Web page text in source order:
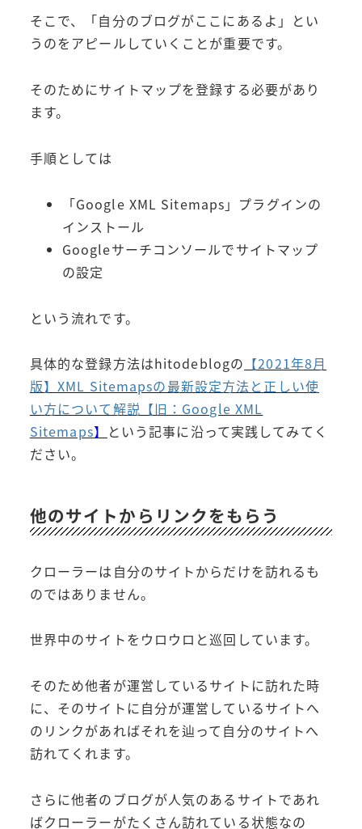
そこで、「自分のブログがここにあるよ」とい
うのをアピールしていくことが重要です。
そのためにサイトマップを登録する必要があり
ます。
手順としては
「Google XML Sitemaps」プラグインの
インストール
Googleサーチコンソールでサイトマップ
の設定
という流れです。
具体的な登録方法はhitodeblogの 【2021年8月
版】XML Sitemapsの最新設定方法と正しい使
い方について解説【旧：Google XML
Sitemaps】 という記事に沿って実践してみてく
ださい。
他のサイトからリンクをもらう
クローラーは自分のサイトからだけを訪れるも
のではありません。
世界中のサイトをウロウロと巡回しています。
そのため他者が運営しているサイトに訪れた時
に、そのサイトに自分が運営しているサイトへ
のリンクがあればそれを辿って自分のサイトへ
訪れてくれます。
さらに他者のブログが人気のあるサイトであれ
ばクローラーがたくさん訪れている状態なの